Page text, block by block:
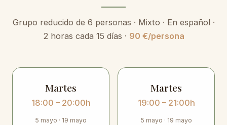
Grupo reducido de 6 personas · Mixto · En español ·
2 horas cada 15 días · 90 €/persona
Martes
18:00 – 20:00h
5 mayo · 19 mayo
Martes
19:00 – 21:00h
5 mayo · 19 mayo